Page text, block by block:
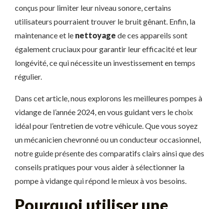
conçus pour limiter leur niveau sonore, certains
utilisateurs pourraient trouver le bruit gênant. Enfin, la
maintenance et le nettoyage de ces appareils sont
également cruciaux pour garantir leur efficacité et leur
longévité, ce qui nécessite un investissement en temps
régulier.
Dans cet article, nous explorons les meilleures pompes à
vidange de l’année 2024, en vous guidant vers le choix
idéal pour l’entretien de votre véhicule. Que vous soyez
un mécanicien chevronné ou un conducteur occasionnel,
notre guide présente des comparatifs clairs ainsi que des
conseils pratiques pour vous aider à sélectionner la
pompe à vidange qui répond le mieux à vos besoins.
Pourquoi utiliser une